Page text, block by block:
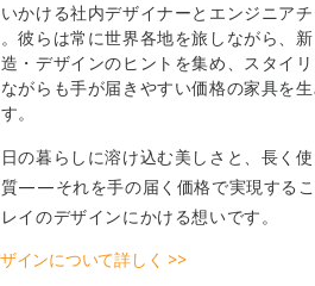
かける社内デザイナーとエンジニア
彼らは常に世界各地を旅しながら、新
・デザインのヒントを集め、スタイ
がらも手が届きやすい価格の家具を
。
の暮らしに溶け込む美しさと、長く
——それを手の届く価格で実現する
イのデザインにかける想いです。
インについて詳しく >>